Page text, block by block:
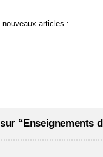
articles :
“Enseignements